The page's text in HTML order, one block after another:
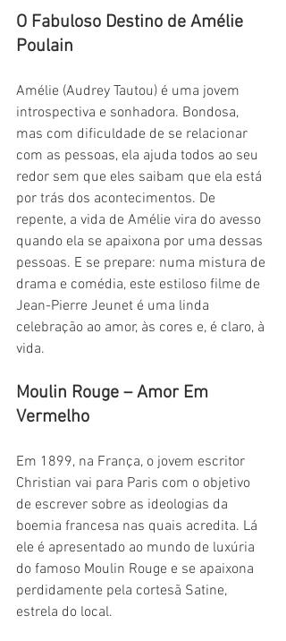
O Fabuloso Destino de Amélie
Poulain
Amélie (Audrey Tautou) é uma jovem
introspectiva e sonhadora. Bondosa,
mas com dificuldade de se relacionar
com as pessoas, ela ajuda todos ao seu
redor sem que eles saibam que ela está
por trás dos acontecimentos. De
repente, a vida de Amélie vira do avesso
quando ela se apaixona por uma dessas
pessoas. E se prepare: numa mistura de
drama e comédia, este estiloso filme de
Jean-Pierre Jeunet é uma linda
celebração ao amor, às cores e, é claro, à
vida.
Moulin Rouge – Amor Em
Vermelho
Em 1899, na França, o jovem escritor
Christian vai para Paris com o objetivo
de escrever sobre as ideologias da
boemia francesa nas quais acredita. Lá
ele é apresentado ao mundo de luxúria
do famoso Moulin Rouge e se apaixona
perdidamente pela cortesã Satine,
estrela do local.